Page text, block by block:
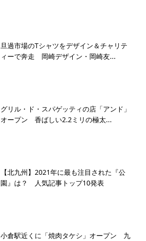
旦過市場のTシャツをデザイン＆チャリテ
ィーで奔走 岡崎デザイン・岡崎友...
グリル・ド・スパゲッティの店「アンド」
オープン 香ばしい2.2ミリの極太...
【北九州】2021年に最も注目された『公
園』は？ 人気記事トップ10発表
小倉駅近くに「焼肉タケシ」オープン 九